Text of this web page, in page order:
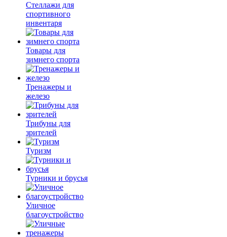
Стеллажи для
спортивного
инвентаря
Товары для
зимнего спорта
Тренажеры и
железо
Трибуны для
зрителей
Туризм
Турники и брусья
Уличное
благоустройство